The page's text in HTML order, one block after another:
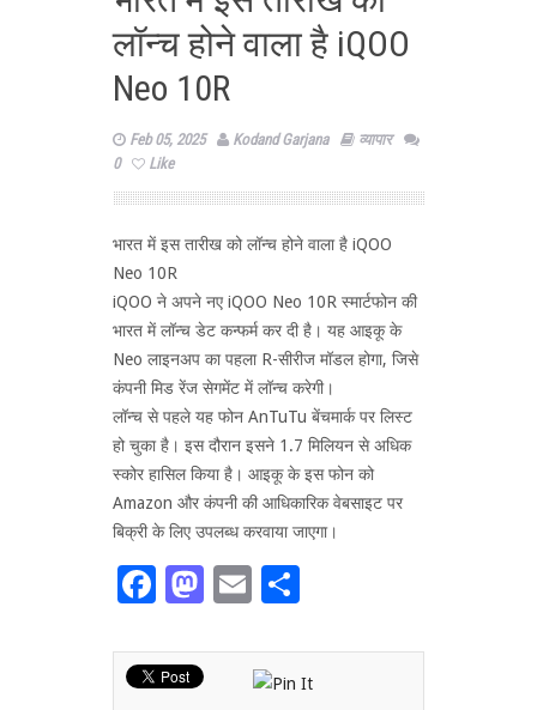
लॉन्च होने वाला है iQOO
Neo 10R
Feb 05, 2025 Kodand Garjana
व्यापार
0
Like
भारत में इस तारीख को लॉन्च होने वाला है iQOO
Neo 10R
iQOO ने अपने नए iQOO Neo 10R स्मार्टफोन की
भारत में लॉन्च डेट कन्फर्म कर दी है। यह आइकू के
Neo लाइनअप का पहला R-सीरीज मॉडल होगा, जिसे
कंपनी मिड रेंज सेगमेंट में लॉन्च करेगी।
लॉन्च से पहले यह फोन AnTuTu बेंचमार्क पर लिस्ट
हो चुका है। इस दौरान इसने 1.7 मिलियन से अधिक
स्कोर हासिल किया है। आइकू के इस फोन को
Amazon और कंपनी की आधिकारिक वेबसाइट पर
बिक्री के लिए उपलब्ध करवाया जाएगा।
Facebook
Mastodon
Email